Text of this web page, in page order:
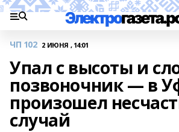
ЧП 102 2 ИЮНЯ , 14:01
Упал с высоты и
позвоночник — в
произошел
случай